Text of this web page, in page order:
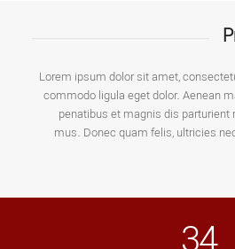
Lorem ipsum dolor sit amet,
commodo ligula eget dolor. Aenean
penatibus et magnis dis
mus. Donec quam felis, ultricies